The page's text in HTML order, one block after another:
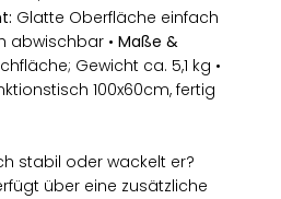
Glatte Oberfläche einfach
abwischbar • Maße &
Gewicht ca. 5,1 kg •
100x60cm, fertig
stabil oder wackelt er?
über eine zusätzliche